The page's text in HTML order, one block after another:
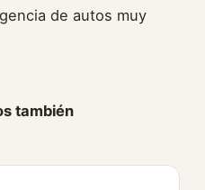
de autos muy
también